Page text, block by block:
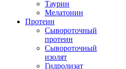
Таурин
Мелатонин
Протеин
Сывороточный
протеин
Сывороточный
изолят
Гидролизат